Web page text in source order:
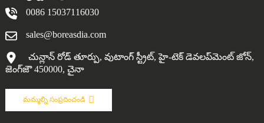
0086 15037116030
sales@boreasdia.com
చున్లాన్ రోడ్ తూర్పు, వుటాంగ్ స్ట్రీట్, హై-టెక్ డెవలప్‌మెంట్ జోన్,
జెంగ్‌జౌ 450000, చైనా
మమ్మల్ని సంప్రదించండి